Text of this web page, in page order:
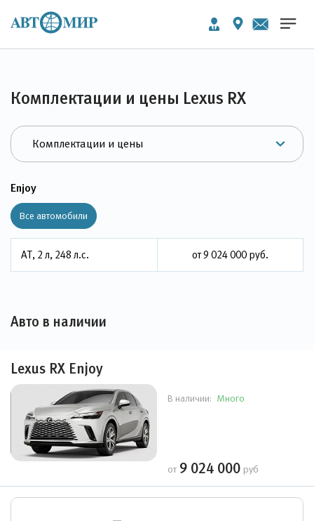
Комплектации и цены Lexus RX
Enjoy
Все автомобили
АТ, 2 л, 248 л.с. от 9 024 000 руб.
Авто в наличии
Lexus RX Enjoy
В наличии: Много
от 9 024 000 руб